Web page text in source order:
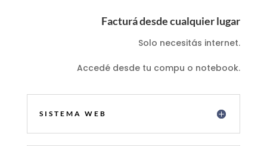
Facturá desde cualquier lugar
Solo necesitás internet.
Accedé desde tu compu o notebook.
SISTEMA WEB